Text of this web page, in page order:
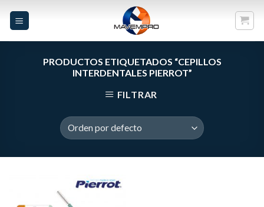
PRODUCTOS ETIQUETADOS “CEPILLOS
INTERDENTALES PIERROT”
FILTRAR